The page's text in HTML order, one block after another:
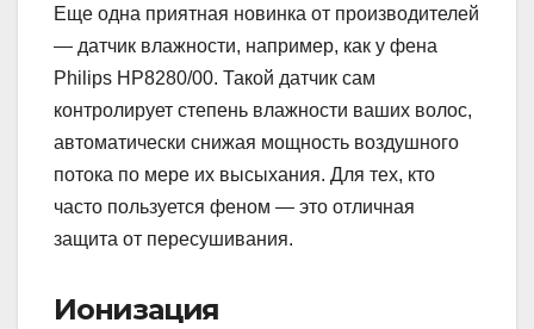
Еще одна приятная новинка от производителей
— датчик влажности, например, как у фена
Philips НР8280/00. Такой датчик сам
контролирует степень влажности ваших волос,
автоматически снижая мощность воздушного
потока по мере их высыхания. Для тех, кто
часто пользуется феном — это отличная
защита от пересушивания.
Ионизация